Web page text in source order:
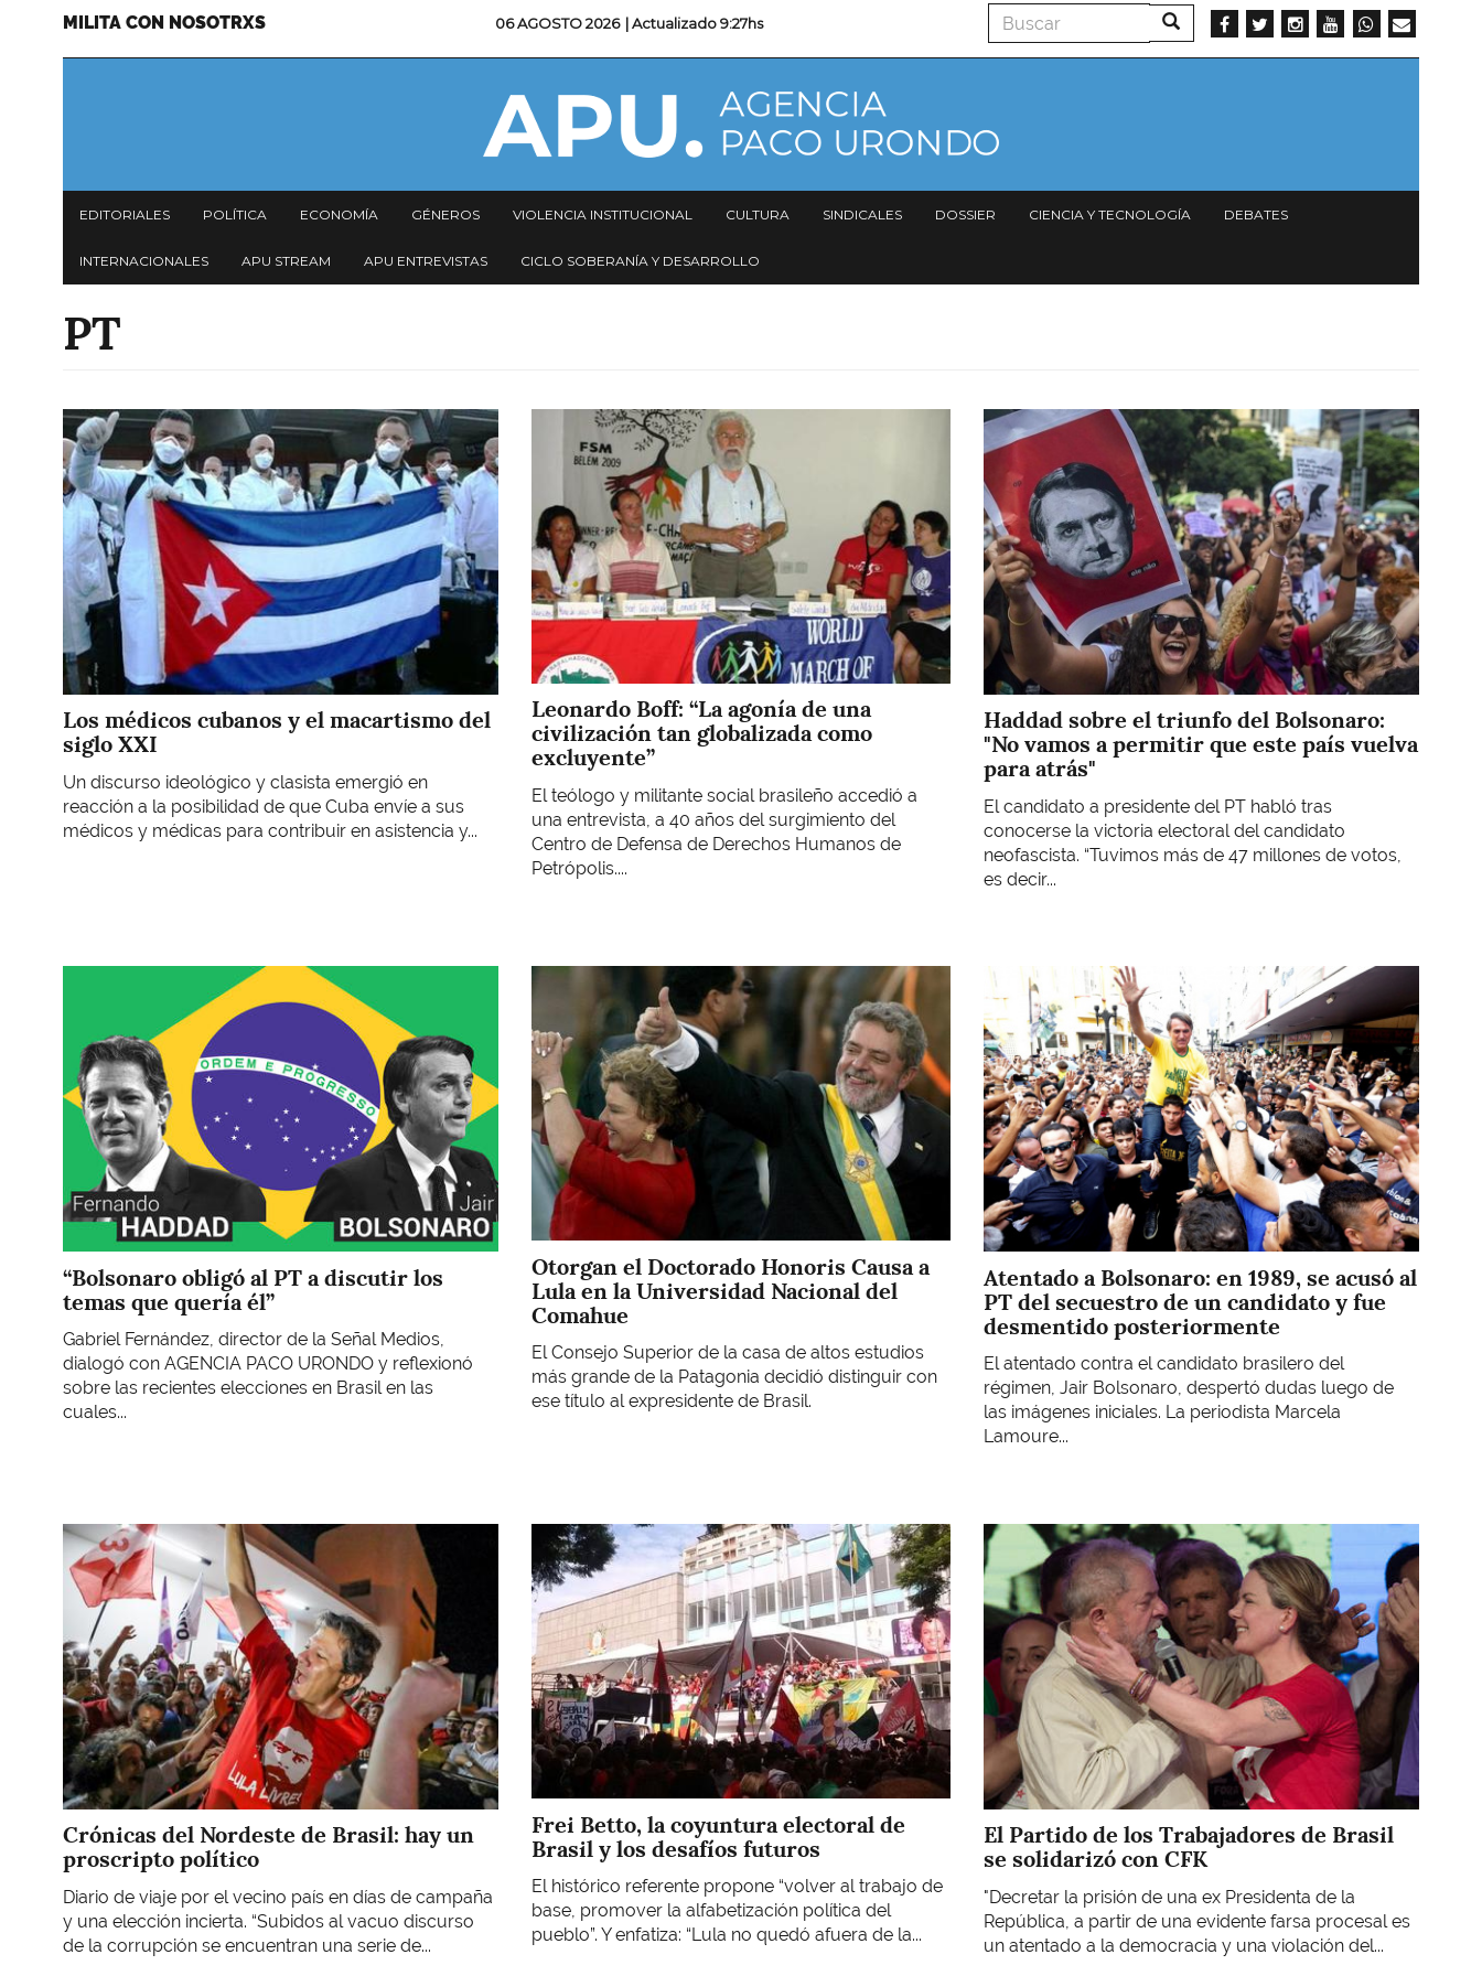
Menu
MILITA CON NOSOTRXS 06 AGOSTO 2026 | Actualizado9:27hs Buscar Buscar
Navegación
principal
EDITORIALES POLÍTICA ECONOMÍA GÉNEROS VIOLENCIA INSTITUCIONAL CULTURA SINDICALES DOSSIER CIENCIA Y TECNOLOGÍA DEBATES
INTERNACIONALES APU STREAM APU ENTREVISTAS CICLO SOBERANÍA Y DESARROLLO
PT
Imagen
Los médicos cubanos y el macartismo del
siglo XXI
Un discurso ideológico y clasista emergió en
reacción a la posibilidad de que Cuba envíe a sus
médicos y médicas para contribuir en asistencia y...
Leonardo Boff: “La agonía de una
civilización tan globalizada como
excluyente”
El teólogo y militante social brasileño accedió a
una entrevista, a 40 años del surgimiento del
Centro de Defensa de Derechos Humanos de
Petrópolis....
Imagen
Haddad sobre el triunfo del Bolsonaro:
"No vamos a permitir que este país vuelva
para atrás"
El candidato a presidente del PT habló tras
conocerse la victoria electoral del candidato
neofascista. “Tuvimos más de 47 millones de votos,
es decir...
“Bolsonaro obligó al PT a discutir los
temas que quería él”
Gabriel Fernández, director de la Señal Medios,
dialogó con AGENCIA PACO URONDO y reflexionó
sobre las recientes elecciones en Brasil en las
cuales...
Imagen
Otorgan el Doctorado Honoris Causa a
Lula en la Universidad Nacional del
Comahue
El Consejo Superior de la casa de altos estudios
más grande de la Patagonia decidió distinguir con
ese título al expresidente de Brasil.
Imagen
Atentado a Bolsonaro: en 1989, se acusó al
PT del secuestro de un candidato y fue
desmentido posteriormente
El atentado contra el candidato brasilero del
régimen, Jair Bolsonaro, despertó dudas luego de
las imágenes iniciales. La periodista Marcela
Lamoure...
Imagen
Crónicas del Nordeste de Brasil: hay un
proscripto político
Diario de viaje por el vecino país en días de campaña
y una elección incierta. “Subidos al vacuo discurso
de la corrupción se encuentran una serie de...
Imagen
Frei Betto, la coyuntura electoral de
Brasil y los desafíos futuros
El histórico referente propone “volver al trabajo de
base, promover la alfabetización política del
pueblo”. Y enfatiza: “Lula no quedó afuera de la...
Imagen
El Partido de los Trabajadores de Brasil
se solidarizó con CFK
"Decretar la prisión de una ex Presidenta de la
República, a partir de una evidente farsa procesal es
un atentado a la democracia y una violación del...